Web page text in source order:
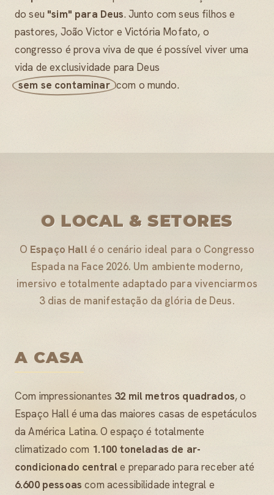
do seu "sim" para Deus. Junto com seus filhos e
pastores, João Victor e Victória Mofato, o
congresso é prova viva de que é possível viver uma
vida de exclusividade para Deus
sem se contaminar com o mundo.
O LOCAL & SETORES
O Espaço Hallé o cenário ideal para o Congresso
Espada na Face 2026. Um ambiente moderno,
imersivo e totalmente adaptado para vivenciarmos
3 dias de manifestação da glória de Deus.
A CASA
Com impressionantes 32 mil metros quadrados, o
Espaço Hall é uma das maiores casas de espetáculos
da América Latina. O espaço é totalmente
climatizado com 1.100 toneladas de ar-
condicionado centrale preparado para receber até
6.600 pessoas com acessibilidade integral e